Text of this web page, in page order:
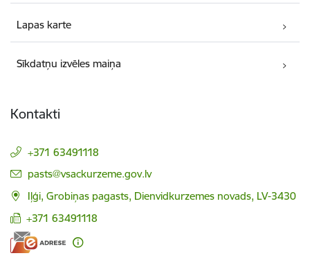
Lapas karte
Sīkdatņu izvēles maiņa
Kontakti
+371 63491118
E-pasts:
pasts@vsackurzeme.gov.lv
Iļģi, Grobiņas pagasts, Dienvidkurzemes novads, LV-3430
+371 63491118